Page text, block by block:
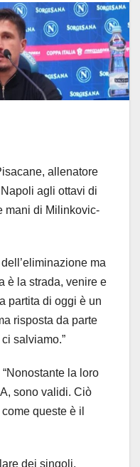
allenatore
agli ottavi di
mani di Milinkovic-
ma
è la strada, venire e
partita di oggi è un
risposta da parte
salviamo.”
la loro
sono validi. Ciò
queste è il
dei singoli.